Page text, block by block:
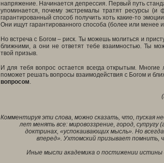
напряжение. Начинается депрессия. Первый путь
упоминается, почему экстремалы тратят ресурсы
гарантированный способ получить хоть какие-то
Они ищут гарантированного способа (более или менее
Но встреча с Богом – риск. Ты можешь молиться и
ближними, а они не ответят тебе взаимностью. Ты
твой призыв.
И для тебя вопрос остается всегда открытым. Многие
поможет решать вопросы взаимодействия с Богом и
вопросом.
Комментируя эти слова, можно сказать, что, пуская
лет менять все: мировоззрение, город,
доктринах, «успокаивающих мысль». Но
вперед». Ухтомский призывает помнить,
Иные мысли академика о постижении